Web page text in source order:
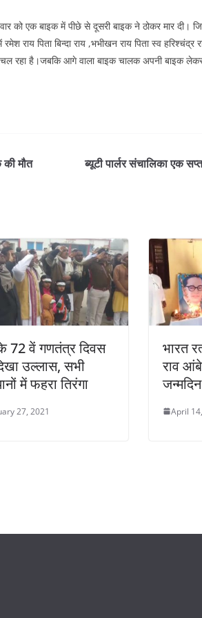
को एक बाइक में पीछे से दूसरी बाइक ने ठोकर मार दी।
राय पिता बिन्दा राय ,भभीखन राय पिता स्व हरिश्चंद्र
चल रहा है।जबकि आगे वाला बाइक चालक अपनी बाइक
मौत ब्यूटी पार्लर संचालिका एक
72 वें गणतंत्र दिवस
उल्लास, सभी
में फहरा तिरंगा
27, 2021
भारत
राव
April